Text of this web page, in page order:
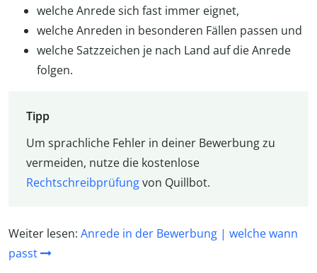
welche Anrede sich fast immer eignet,
welche Anreden in besonderen Fällen passen und
welche Satzzeichen je nach Land auf die Anrede
folgen.
Tipp
Um sprachliche Fehler in deiner Bewerbung zu
vermeiden, nutze die kostenlose
Rechtschreibprüfungvon Quillbot.
Weiter lesen: Anrede in der Bewerbung | welche wann
passt